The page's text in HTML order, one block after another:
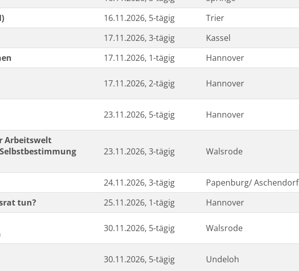
16.11.2026, 5-tägig Trier
17.11.2026, 3-tägig Kassel
17.11.2026, 1-tägig Hannover
17.11.2026, 2-tägig Hannover
23.11.2026, 5-tägig Hannover
Arbeitswelt
23.11.2026, 3-tägig Walsrode
24.11.2026, 3-tägig Papenburg/ Aschendorf
tun?
25.11.2026, 1-tägig Hannover
30.11.2026, 5-tägig Walsrode
30.11.2026, 5-tägig Undeloh